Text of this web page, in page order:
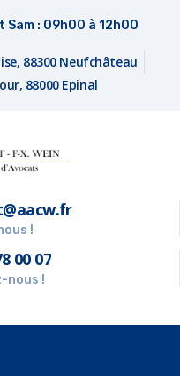
Sam : 09h00 à 12h00
88300 Neufchâteau
88000 Epinal
!
00 07
nous !